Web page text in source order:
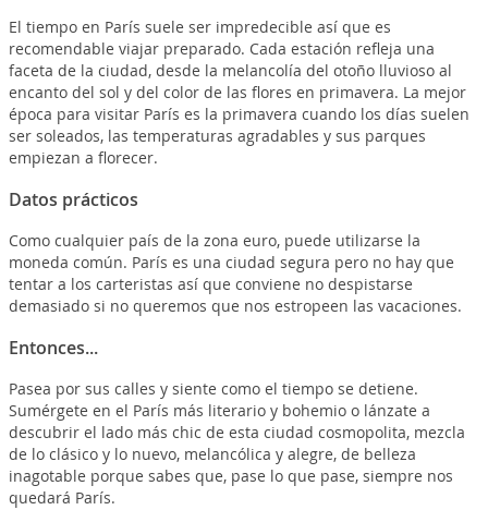
El tiempo en París suele ser impredecible así que es
recomendable viajar preparado. Cada estación refleja una
faceta de la ciudad, desde la melancolía del otoño lluvioso al
encanto del sol y del color de las flores en primavera. La mejor
época para visitar París es la primavera cuando los días suelen
ser soleados, las temperaturas agradables y sus parques
empiezan a florecer.
Datos prácticos
Como cualquier país de la zona euro, puede utilizarse la
moneda común. París es una ciudad segura pero no hay que
tentar a los carteristas así que conviene no despistarse
demasiado si no queremos que nos estropeen las vacaciones.
Entonces...
Pasea por sus calles y siente como el tiempo se detiene.
Sumérgete en el París más literario y bohemio o lánzate a
descubrir el lado más chic de esta ciudad cosmopolita, mezcla
de lo clásico y lo nuevo, melancólica y alegre, de belleza
inagotable porque sabes que, pase lo que pase, siempre nos
quedará París.